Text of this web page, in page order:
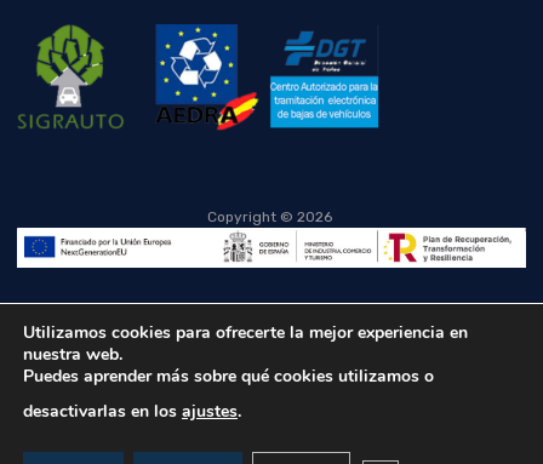
Copyright © 2026
Utilizamos cookies para ofrecerte la mejor experiencia en
nuestra web.
Puedes aprender más sobre qué cookies utilizamos o
desactivarlas en los ajustes.